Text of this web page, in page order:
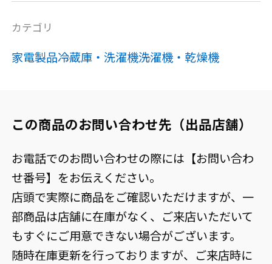
カテゴリ
家電製品冷蔵庫・洗濯機洗濯機・乾燥機
この商品のお問い合わせ先（出品店舗）
お電話でのお問い合わせの際には【お問い合わ
せ番号】をお伝えください。
店頭で実際に商品をご確認いただけますが、一
部商品は店舗に在庫がなく、ご来店いただいて
もすぐにご用意できない場合がございます。
随時在庫更新を行っておりますが、ご来店時に